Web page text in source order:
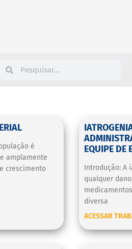
é
amplamente
crescimento
EQUIPE DE
Introdução: A
qualquer
diversa
ACESSAR